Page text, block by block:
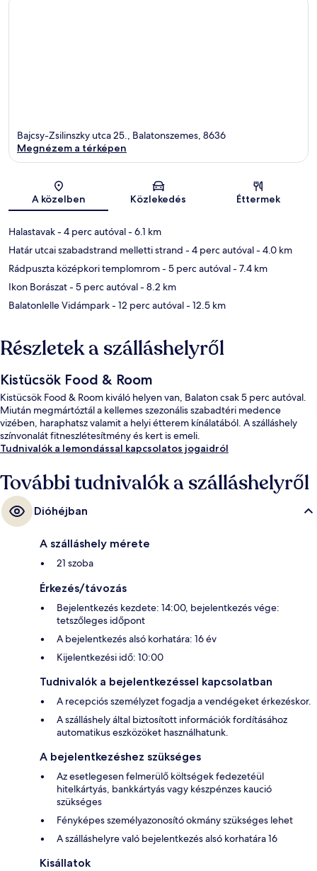
Térkép
Bajcsy-Zsilinszky utca 25., Balatonszemes, 8636
Megnézem a térképen
A közelben Közlekedés Éttermek
Halastavak- 4 perc autóval- 6.1 km
Határ utcai szabadstrand melletti strand - 4 perc autóval- 4.0 km
Rádpuszta középkori templomrom- 5 perc autóval- 7.4 km
Ikon Borászat- 5 perc autóval- 8.2 km
Balatonlelle Vidámpark- 12 perc autóval- 12.5 km
Részletek a szálláshelyről
Kistücsök Food & Room
Kistücsök Food & Room kiváló helyen van, Balaton csak 5 perc autóval.
Miután megmártóztál a kellemes szezonális szabadtéri medence
vizében, haraphatsz valamit a helyi étterem kínálatából. A szálláshely
színvonalát fitneszlétesítmény és kert is emeli.
Tudnivalók a lemondással kapcsolatos jogaidról
További tudnivalók a szálláshelyről
Dióhéjban
A szálláshely mérete
21 szoba
Érkezés/távozás
Bejelentkezés kezdete: 14:00, bejelentkezés vége:
tetszőleges időpont
A bejelentkezés alsó korhatára: 16 év
Kijelentkezési idő: 10:00
Tudnivalók a bejelentkezéssel kapcsolatban
A recepciós személyzet fogadja a vendégeket érkezéskor.
A szálláshely által biztosított információk fordításához
automatikus eszközöket használhatunk.
A bejelentkezéshez szükséges
Az esetlegesen felmerülő költségek fedezetéül
hitelkártyás, bankkártyás vagy készpénzes kaució
szükséges
Fényképes személyazonosító okmány szükséges lehet
A szálláshelyre való bejelentkezés alsó korhatára 16
Kisállatok